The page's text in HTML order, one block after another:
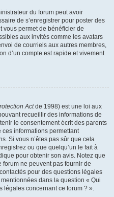
du forum peut avoir
de s’enregistrer pour poster des
vous permet de bénéficier de
aux invités comme les avatars
de courriels aux autres membres,
d’un compte est rapide et vivement
Actde 1998) est une loi aux
recueillir des informations de
le consentement écrit des parents
ces informations permettant
Si vous n’êtes pas sûr que cela
ou que quelqu’un le fait à
pour obtenir son avis. Notez que
ne peuvent pas fournir de
pour des questions légales
dans la question « Qui
légales concernant ce forum ? ».